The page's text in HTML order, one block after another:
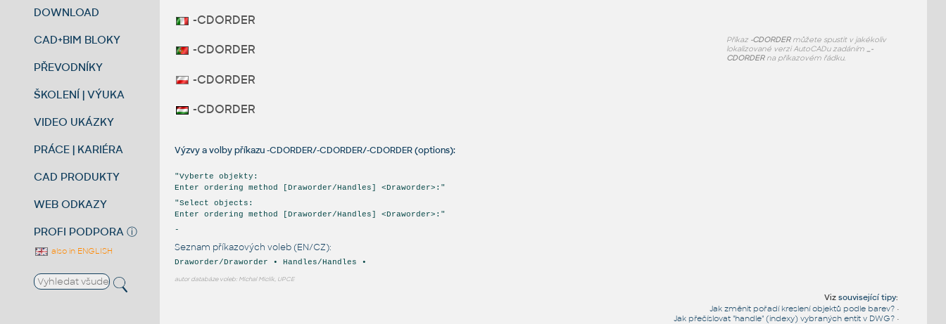
DOWNLOAD
CAD+BIM BLOKY
PŘEVODNÍKY
ŠKOLENÍ | VÝUKA
VIDEO UKÁZKY
PRÁCE | KARIÉRA
CAD PRODUKTY
WEB ODKAZY
PROFI PODPORA ⓘ
also in ENGLISH
Příkaz -CDORDERmůžete spustit v jakékoliv
lokalizované verzi AutoCADu zadáním _-
CDORDERna příkazovém řádku.
-CDORDER
-CDORDER
-CDORDER
-CDORDER
Výzvy a volby příkazu -CDORDER/-CDORDER/-CDORDER (options):
"Vyberte objekty:
Enter ordering method [Draworder/Handles] <Draworder>:"
"Select objects:
Enter ordering method [Draworder/Handles] <Draworder>:"
-
Seznam příkazových voleb (EN/CZ):
Draworder/Draworder • Handles/Handles •
autor databáze voleb: Michal Miclík, UPCE
Vizsouvisející tipy:
Jak změnit pořadí kreslení objektů podle barev? •
Jak přečíslovat "handle" (indexy) vybraných entit v DWG? •